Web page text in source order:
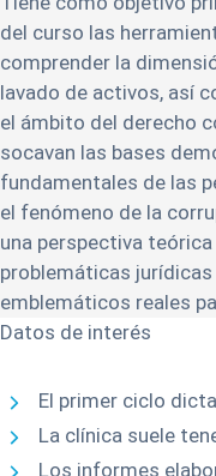
del curso las
comprender la
lavado de activos, así
el ámbito del derecho
socavan las bases
fundamentales de las
el fenómeno de la
una perspectiva
problemáticas
emblemáticos reales
Datos de interés
El primer ciclo
La clínica suele
Los informes